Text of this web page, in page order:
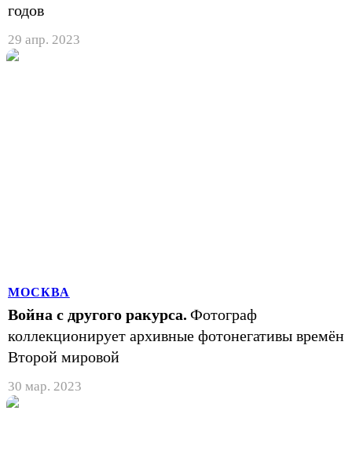
годов
29 апр. 2023
МОСКВА
Война с другого ракурса. Фотограф
коллекционирует архивные фотонегативы времён
Второй мировой
30 мар. 2023